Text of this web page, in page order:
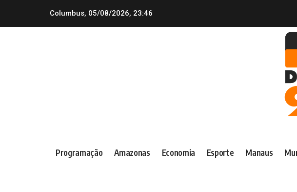
Columbus, 05/08/2026, 23:46
Programação Amazonas Economia Esporte Manaus